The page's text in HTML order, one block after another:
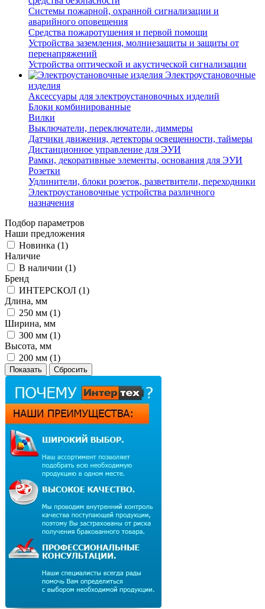
Системы пожарной, охранной сигнализации и
аварийного оповещения
Средства пожаротушения и первой помощи
Устройства заземления, молниезащиты и защиты от
перенапряжений
Устройства оптической и акустической сигнализации
Электроустановочные
изделия
Аксессуары для электроустановочных изделий
Блоки комбинированные
Вилки
Выключатели, переключатели, диммеры
Датчики движения, детекторы освещенности, таймеры
Дистанционное управление для ЭУИ
Рамки, декоративные элементы, основания для ЭУИ
Розетки
Удлинители, блоки розеток, разветвители, переходники
Электроустановочные устройства различного
назначения
Подбор параметров
Наши предложения
Новинка (1)
Наличие
В наличии (1)
Бренд
ИНТЕРСКОЛ (1)
Длина, мм
250 мм (1)
Ширина, мм
300 мм (1)
Высота, мм
200 мм (1)